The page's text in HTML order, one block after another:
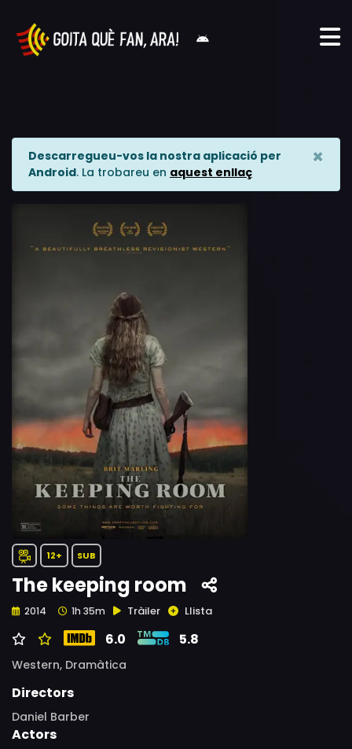
Descarregueu-vos la nostra aplicació per
Android. La trobareu en aquest enllaç
×
12+ SUB
The keeping room
2014 1h 35m Tràiler Llista
6.0 5.8
Western, Dramàtica
Directors
Daniel Barber
Actors